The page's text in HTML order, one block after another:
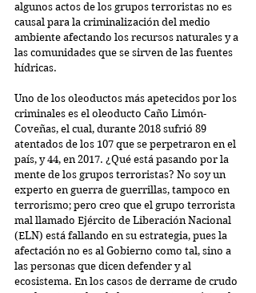
algunos actos de los grupos terroristas no es
causal para la criminalización del medio
ambiente afectando los recursos naturales y a
las comunidades que se sirven de las fuentes
hídricas.
Uno de los oleoductos más apetecidos por los
criminales es el oleoducto Caño Limón-
Coveñas, el cual, durante 2018 sufrió 89
atentados de los 107 que se perpetraron en el
país, y 44, en 2017. ¿Qué está pasando por la
mente de los grupos terroristas? No soy un
experto en guerra de guerrillas, tampoco en
terrorismo; pero creo que el grupo terrorista
mal llamado Ejército de Liberación Nacional
(ELN) está fallando en su estrategia, pues la
afectación no es al Gobierno como tal, sino a
las personas que dicen defender y al
ecosistema. En los casos de derrame de crudo